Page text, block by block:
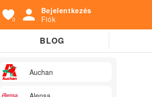
0
Bejelentkezés
Fiók
BLOG
Auchan